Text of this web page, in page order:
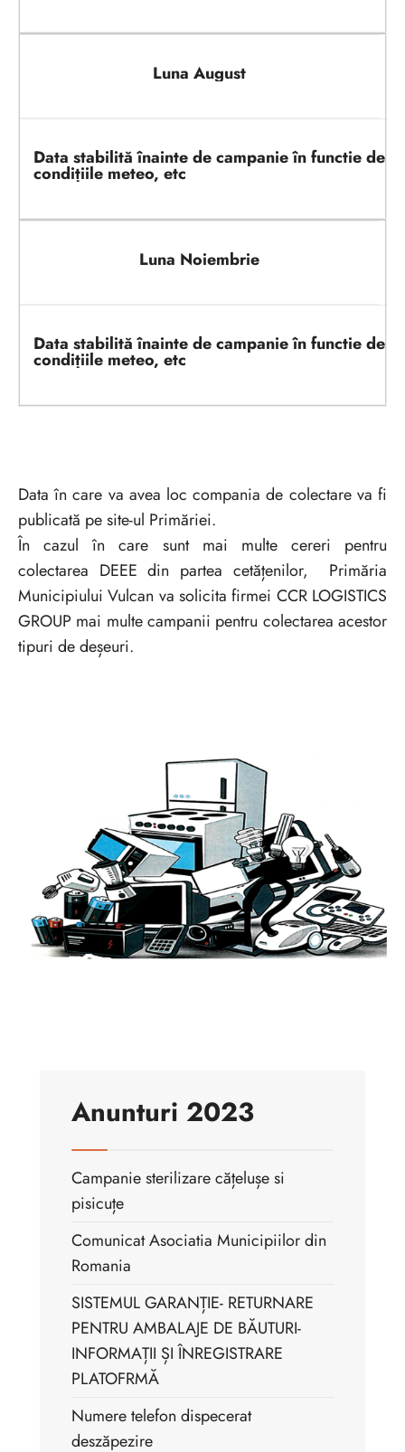
Luna August
Data stabilită înainte de campanie în functie de
condițiile meteo, etc
Luna Noiembrie
Data stabilită înainte de campanie în functie de
condițiile meteo, etc
Data în care va avea loc compania de colectare va fi
publicată pe site-ul Primăriei.
În cazul în care sunt mai multe cereri pentru
colectarea DEEE din partea cetățenilor, Primăria
Municipiului Vulcan va solicita firmei CCR LOGISTICS
GROUP mai multe campanii pentru colectarea acestor
tipuri de deșeuri.
Anunturi 2023
Campanie sterilizare cățelușe si
pisicuțe
Comunicat Asociatia Municipiilor din
Romania
SISTEMUL GARANȚIE- RETURNARE
PENTRU AMBALAJE DE BĂUTURI-
INFORMAȚII ȘI ÎNREGISTRARE
PLATOFRMĂ
Numere telefon dispecerat
deszăpezire